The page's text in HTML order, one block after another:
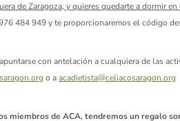
de Zaragoza, y quieres quedarte a dormir
484 949 y te proporcionaremos el código
con antelación a cualquiera de las
o aacadietista@celiacosaragon.org
miembros de ACA, tendremos un regalo